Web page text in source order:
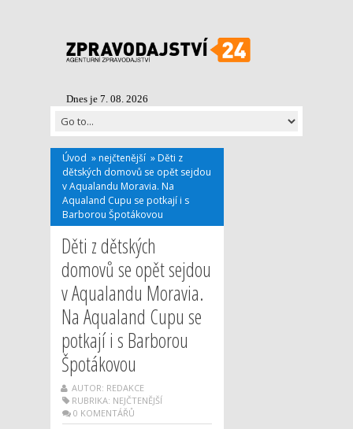
Dnes je 7. 08. 2026
Úvod » nejčtenější » Děti z
dětských domovů se opět sejdou
v Aqualandu Moravia. Na
Aqualand Cupu se potkají i s
Barborou Špotákovou
Děti z dětských
domovů se opět sejdou
v Aqualandu Moravia.
Na Aqualand Cupu se
potkají i s Barborou
Špotákovou
AUTOR: REDAKCE
RUBRIKA: NEJČTENĚJŠÍ
0 KOMENTÁŘŮ